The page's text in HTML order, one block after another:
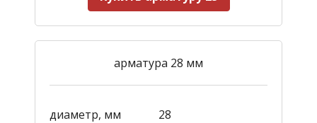
арматура 28 мм
диаметр, мм
28